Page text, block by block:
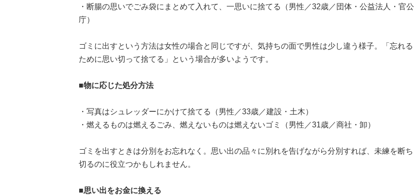
・断腸の思いでごみ袋にまとめて入れて、一思いに捨てる（男性／32歳／団体・公益法人・官公
庁）
ゴミに出すという方法は女性の場合と同じですが、気持ちの面で男性は少し違う様子。「忘れる
ために思い切って捨てる」という場合が多いようです。
■物に応じた処分方法
・写真はシュレッダーにかけて捨てる（男性／33歳／建設・土木）
・燃えるものは燃えるごみ、燃えないものは燃えないゴミ（男性／31歳／商社・卸）
ゴミを出すときは分別をお忘れなく。思い出の品々に別れを告げながら分別すれば、未練を断ち
切るのに役立つかもしれません。
■思い出をお金に換える